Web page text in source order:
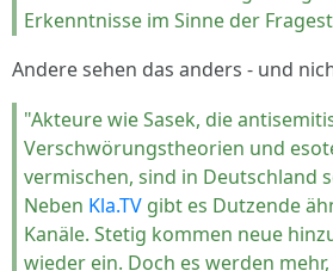
Erkenntnisse im Sinne der
Andere sehen das anders - und
"Akteure wie Sasek, die
Verschwörungstheorien und
vermischen, sind in Deutschland
Neben Kla.TV gibt es Dutzende
Kanäle. Stetig kommen neue
wieder ein. Doch es werden